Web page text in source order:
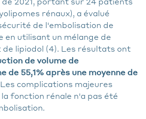
rénaux), a évalué
de l'embolisation de
en utilisant un mélange de
lipiodol (4). Les résultats ont
de volume de
de 55,1% après une moyenne de
complications majeures
fonction rénale n'a pas été